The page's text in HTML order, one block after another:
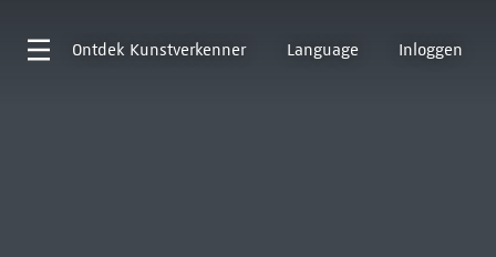
Ontdek Kunstverkenner Language Inloggen